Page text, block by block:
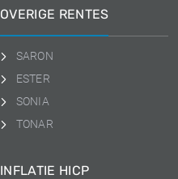
OVERIGE RENTES
SARON
ESTER
SONIA
TONAR
INFLATIE HICP